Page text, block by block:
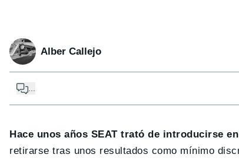
Alber Callejo
...
Hace unos años SEAT trató de introducirse
retirarse tras unos resultados como mínimo